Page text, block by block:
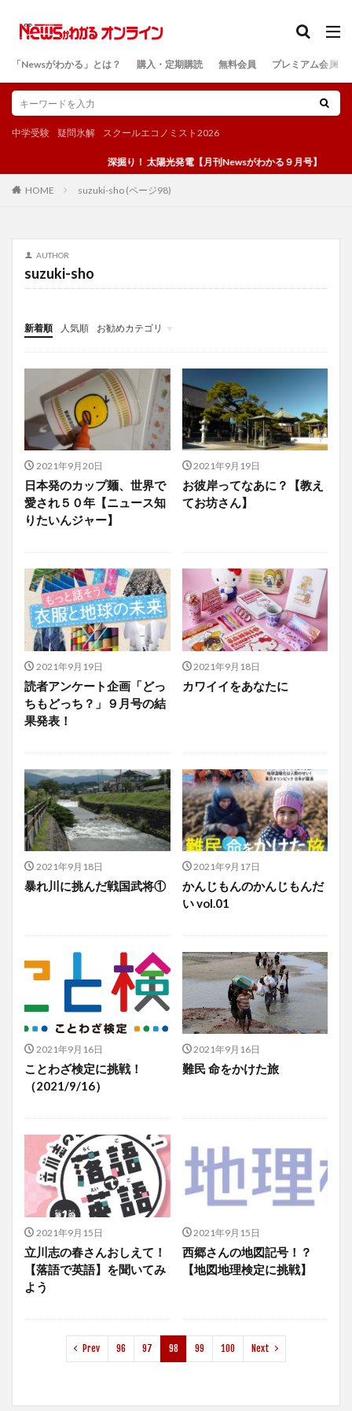
「Newsがわかる」とは？ 購入・定期購読 無料会員 プレミアム会員
中学受験 疑問氷解 スクールエコノミスト2026
深掘り！ 太陽光発電【月刊Newsがわかる９月号】
HOME suzuki-sho (ページ98)
AUTHOR
suzuki-sho
新着順 人気順
お勧めカテゴリ
投稿
学び
マンガ
電子書籍
2021年9月20日
日本発のカップ麺、世界で
愛され５０年【ニュース知
りたいんジャー】
2021年9月19日
お彼岸ってなあに？【教え
てお坊さん】
2021年9月19日
読者アンケート企画「どっ
ちもどっち？」９月号の結
果発表！
2021年9月18日
カワイイをあなたに
2021年9月18日
暴れ川に挑んだ戦国武将①
2021年9月17日
かんじもんのかんじもんだ
い vol.01
2021年9月16日
ことわざ検定に挑戦！
（2021/9/16）
2021年9月16日
難民 命をかけた旅
2021年9月15日
立川志の春さんおしえて！
【落語で英語】を聞いてみ
よう
2021年9月15日
西郷さんの地図記号！？
【地図地理検定に挑戦】
Prev 96 97 98 99 100 Next
検索